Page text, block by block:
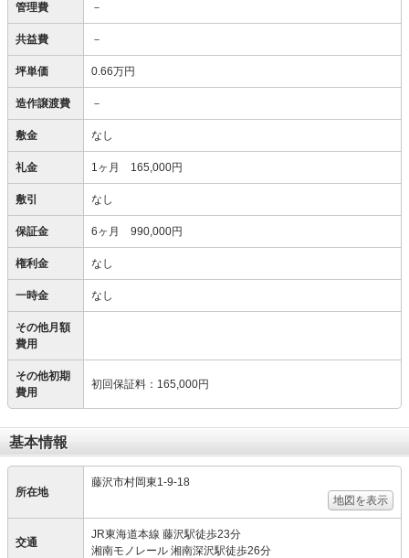
管理費 －
共益費 －
坪単価 0.66万円
造作譲渡費 －
敷金 なし
礼金 1ヶ月 165,000円
敷引 なし
保証金 6ヶ月 990,000円
権利金 なし
一時金 なし
その他月額
費用
その他初期
費用
初回保証料 ： 165,000円
基本情報
所在地
藤沢市村岡東1-9-18
地図を表示
交通
JR東海道本線 藤沢駅徒歩23分
湘南モノレール 湘南深沢駅徒歩26分